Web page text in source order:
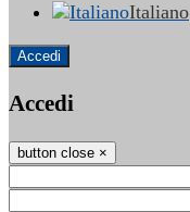
Italiano
Accedi
Accedi
button close ×